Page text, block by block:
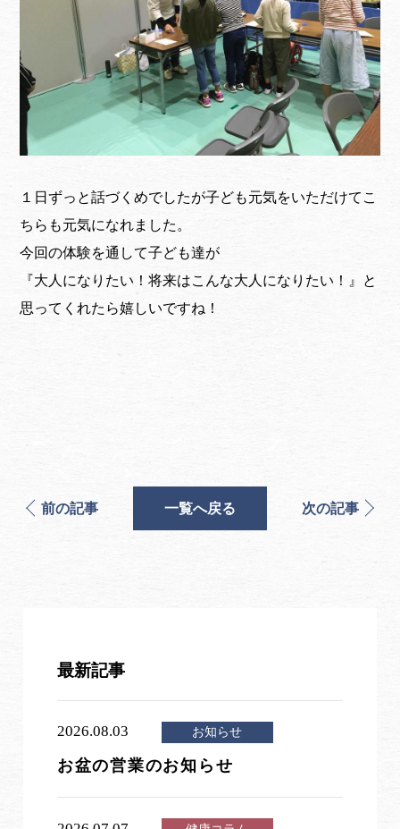
１日ずっと話づくめでしたが子ども元気をいただけてこ
ちらも元気になれました。
今回の体験を通して子ども達が
『大人になりたい！将来はこんな大人になりたい！』と
思ってくれたら嬉しいですね！
前の記事 一覧へ戻る 次の記事
最新記事
2026.08.03 お知らせ
お盆の営業のお知らせ